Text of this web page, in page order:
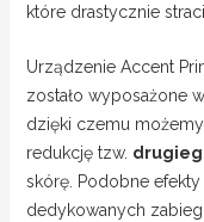
które drastycznie
Urządzenie Accent
zostało wyposażone
dzięki czemu
redukcję tzw.
skórę. Podobne
dedykowanych